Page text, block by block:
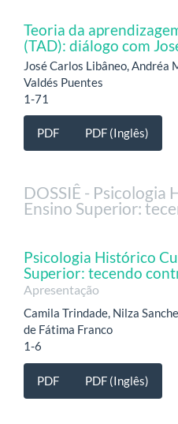
Teoria da
(TAD): diálogo com
José Carlos Libâneo,
Valdés Puentes
1-71
PDF PDF (Inglês)
DOSSIÊ -
Ensino Superior:
Psicologia Histórico
Superior: tecendo
Apresentação
Camila Trindade, Nilza
de Fátima Franco
1-6
PDF PDF (Inglês)